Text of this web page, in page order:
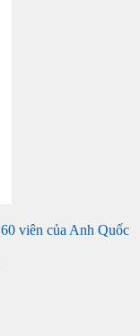
viên của Anh Quốc